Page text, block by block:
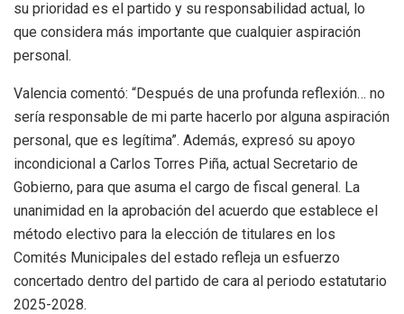
su prioridad es el partido y su responsabilidad actual, lo
que considera más importante que cualquier aspiración
personal.
Valencia comentó: “Después de una profunda reflexión… no
sería responsable de mi parte hacerlo por alguna aspiración
personal, que es legítima”. Además, expresó su apoyo
incondicional a Carlos Torres Piña, actual Secretario de
Gobierno, para que asuma el cargo de fiscal general. La
unanimidad en la aprobación del acuerdo que establece el
método electivo para la elección de titulares en los
Comités Municipales del estado refleja un esfuerzo
concertado dentro del partido de cara al periodo estatutario
2025-2028.